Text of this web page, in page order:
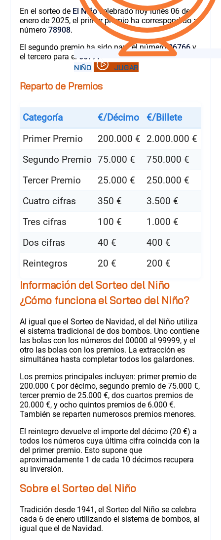
En el sorteo de El Niñocelebrado hoy lunes 06 de
enero de 2025, el primer premio ha correspondido al
número 78908.
El segundo premio ha sido para el número06766y
el tercero para el 66777
Reparto de Premios
Categoría €/Décimo
€/Billete
Primer Premio
200.000 €
2.000.000 €
Segundo Premio 75.000 €
750.000 €
Tercer Premio
25.000 €
250.000 €
Cuatro cifras
350 €
3.500 €
Tres cifras
100 €
1.000 €
Dos cifras
40 €
400 €
Reintegros
20 € 200 €
Información del Sorteo del Niño
¿Cómo funciona el Sorteo del Niño?
Al igual que el Sorteo de Navidad, el del Niño utiliza
el sistema tradicional de dos bombos. Uno contiene
las bolas con los números del 00000 al 99999, y el
otro las bolas con los premios. La extracción es
simultánea hasta completar todos los galardones.
Los premios principales incluyen: primer premio de
200.000 € por décimo, segundo premio de 75.000 €,
tercer premio de 25.000 €, dos cuartos premios de
20.000 €, y ocho quintos premios de 6.000 €.
También se reparten numerosos premios menores.
El reintegro devuelve el importe del décimo (20 €) a
todos los números cuya última cifra coincida con la
del primer premio. Esto supone que
aproximadamente 1 de cada 10 décimos recupera
su inversión.
Sobre el Sorteo del Niño
Tradición desde 1941, el Sorteo del Niño se celebra
cada 6 de enero utilizando el sistema de bombos, al
igual que el de Navidad.